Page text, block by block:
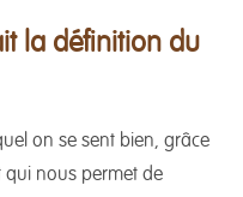
la définition du
on se sent bien, grâce
qui nous permet de